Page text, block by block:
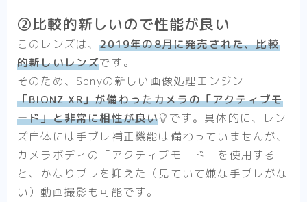
②比較的新しいので性能が良い
このレンズは、2019年の8月に発売された、比較
的新しいレンズです。
そのため、Sonyの新しい画像処理エンジン
「BIONZ XR」が備わったカメラの「アクティブモ
ード」と非常に相性が良い
です。具体的に、レン
ズ自体には手ブレ補正機能は備わっていませんが、
カメラボディの「アクティブモード」を使用する
と、かなりブレを抑えた（見ていて嫌な手ブレがな
い）動画撮影も可能です。